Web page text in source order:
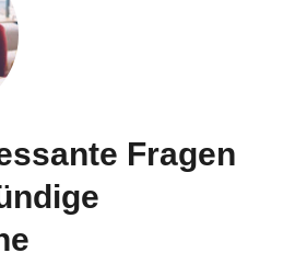
Fragen